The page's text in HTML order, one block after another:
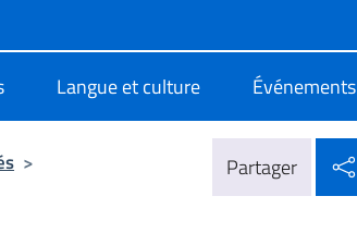
Langue et culture Événements
>
Partager